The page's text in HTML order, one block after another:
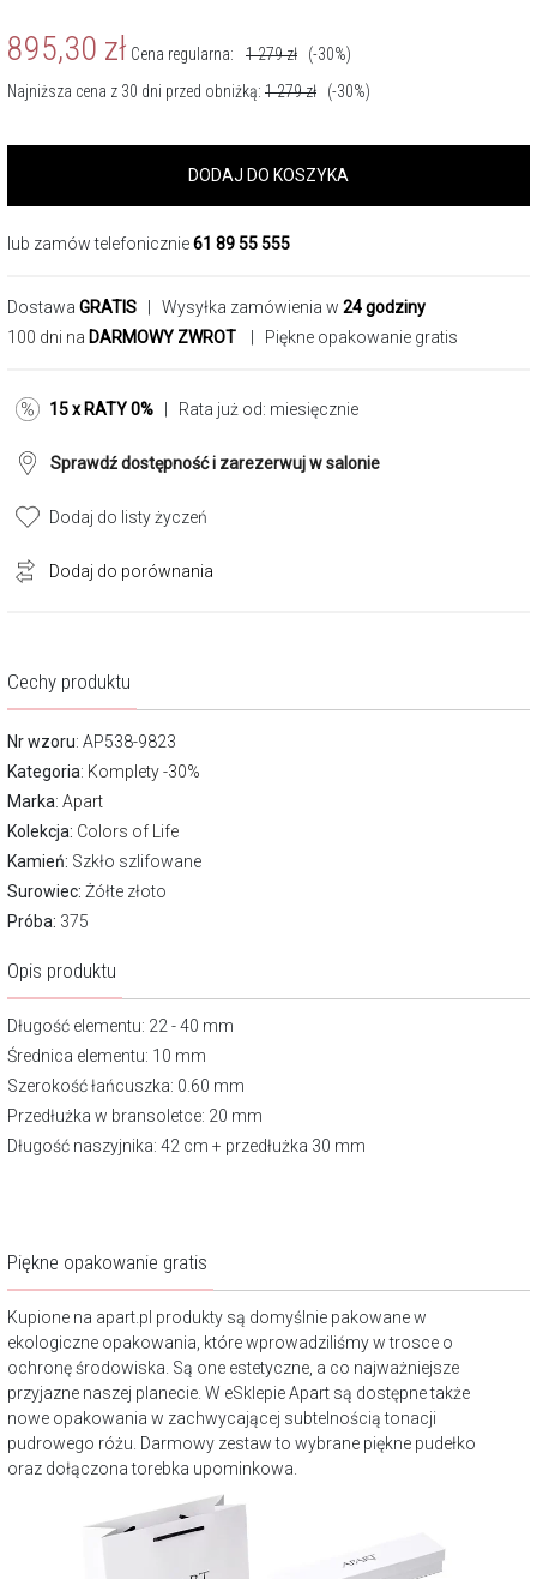
895,30 zł Cena regularna: 1 279zł
(-30%)
Najniższa cena z 30 dni przed obniżką: 1 279zł (-30%)
DODAJ DO KOSZYKA
lub zamów telefonicznie61 89 55 555
Dostawa GRATIS | Wysyłka zamówienia w 24 godziny
100 dni na DARMOWY ZWROT | Piękne opakowanie gratis
15 x RATY 0% | Rata już od: miesięcznie
Sprawdź dostępność i zarezerwuj w salonie
Dodaj do listy życzeń
Dodaj do porównania
Cechy produktu
Nr wzoru: AP538-9823
Kategoria: Komplety -30%
Marka: Apart
Kolekcja: Colors of Life
Kamień: Szkło szlifowane
Surowiec: Żółte złoto
Próba: 375
Opis produktu
Długość elementu: 22 - 40 mm
Średnica elementu: 10 mm
Szerokość łańcuszka: 0.60 mm
Przedłużka w bransoletce: 20 mm
Długość naszyjnika: 42 cm + przedłużka 30 mm
Piękne opakowanie gratis
Kupione na apart.pl produkty są domyślnie pakowane w
ekologiczne opakowania, które wprowadziliśmy w trosce o
ochronę środowiska. Są one estetyczne, a co najważniejsze
przyjazne naszej planecie. W eSklepie Apart są dostępne także
nowe opakowania w zachwycającej subtelnością tonacji
pudrowego różu. Darmowy zestaw to wybrane piękne pudełko
oraz dołączona torebka upominkowa.